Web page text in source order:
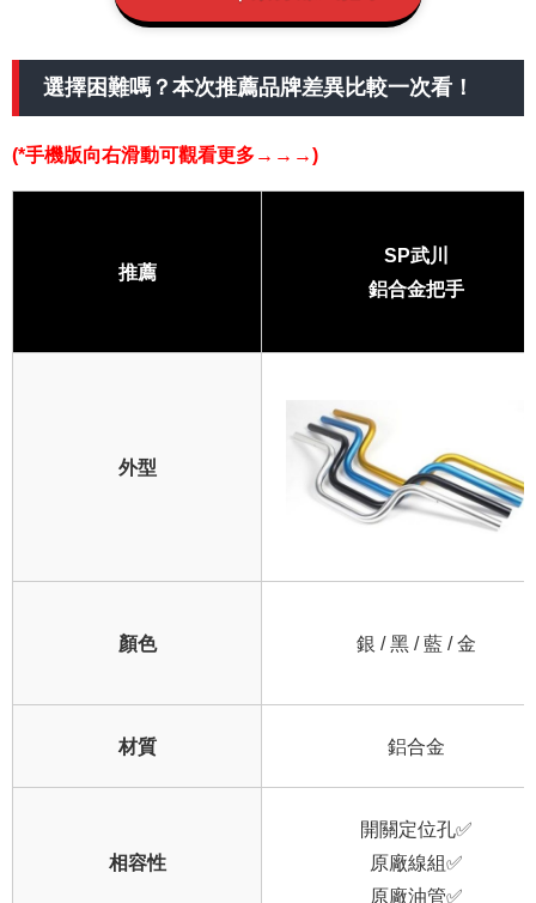
選擇困難嗎？本次推薦品牌差異比較一次看！
(*手機版向右滑動可觀看更多→→→)
推薦
SP武川
鋁合金把手
外型
顏色 銀 / 黑 / 藍 / 金
材質 鋁合金
相容性
開關定位孔✅
原廠線組✅
原廠油管✅